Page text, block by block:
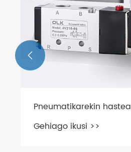
Pneumatikarekin hastea
Gehiago ikusi >>
